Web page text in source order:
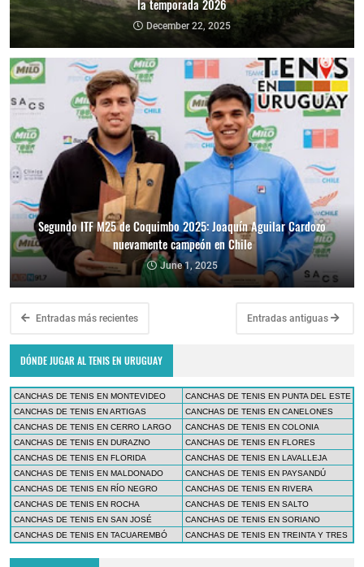
la temporada 2026
December 22, 2025
Segundo ITF M25 de Coquimbo 2025: Joaquín Aguilar Cardozo
nuevamente campeón en Chile
June 1, 2025
Entradas más recientes Entradas antiguas
DÓNDE JUGAR AL TENIS EN URUGUAY
CANCHAS DE TENIS EN MONTEVIDEO
CANCHAS DE TENIS EN PUNTA DEL ESTE
CANCHAS DE TENIS EN ARTIGAS
CANCHAS DE TENIS EN CANELONES
CANCHAS DE TENIS EN CERRO LARGO
CANCHAS DE TENIS EN COLONIA
CANCHAS DE TENIS EN DURAZNO
CANCHAS DE TENIS EN FLORES
CANCHAS DE TENIS EN FLORIDA
CANCHAS DE TENIS EN LAVALLEJA
CANCHAS DE TENIS EN MALDONADO
CANCHAS DE TENIS EN PAYSANDÚ
CANCHAS DE TENIS EN RÍO NEGRO
CANCHAS DE TENIS EN RIVERA
CANCHAS DE TENIS EN ROCHA
CANCHAS DE TENIS EN SALTO
CANCHAS DE TENIS EN SAN JOSÉ
CANCHAS DE TENIS EN SORIANO
CANCHAS DE TENIS EN TACUAREMBÓ
CANCHAS DE TENIS EN TREINTA Y TRES